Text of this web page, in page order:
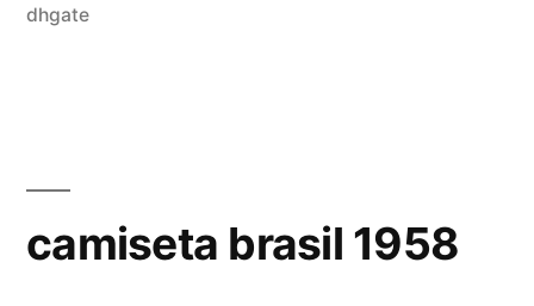
dhgate
camiseta brasil 1958